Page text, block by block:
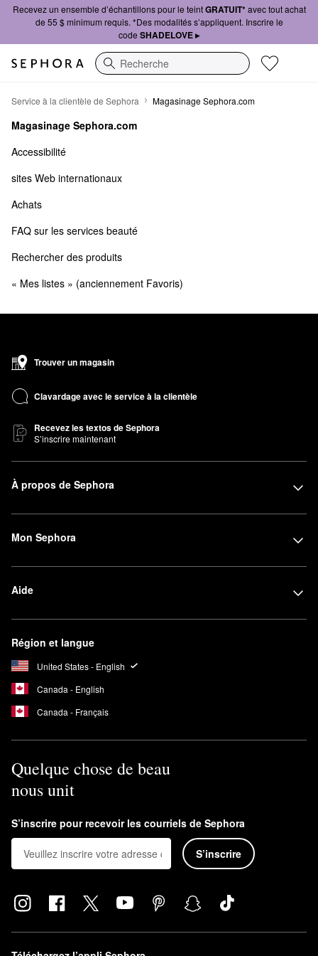
Recevez un ensemble d’échantillons pour le teintGRATUIT*avec tout achat
de 55 $ minimum requis. *Des modalités s’appliquent. Inscrire le
code SHADELOVE ▸
Recherche
Service à la clientèle de Sephora Magasinage Sephora.com
Magasinage Sephora.com
Accessibilité
sites Web internationaux
Achats
FAQ sur les services beauté
Rechercher des produits
« Mes listes » (anciennement Favoris)
Trouver un magasin
Clavardage avec le service à la clientèle
Recevez les textos de Sephora
S’inscrire maintenant
À propos de Sephora
Mon Sephora
Aide
Région et langue
United States - English
Canada - English
Canada - Français
Quelque chose de beau
nous unit
S’inscrire pour recevoir les courriels de Sephora
S’inscrire